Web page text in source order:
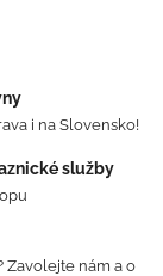
i na Slovensko!
služby
Zavolejte nám a o